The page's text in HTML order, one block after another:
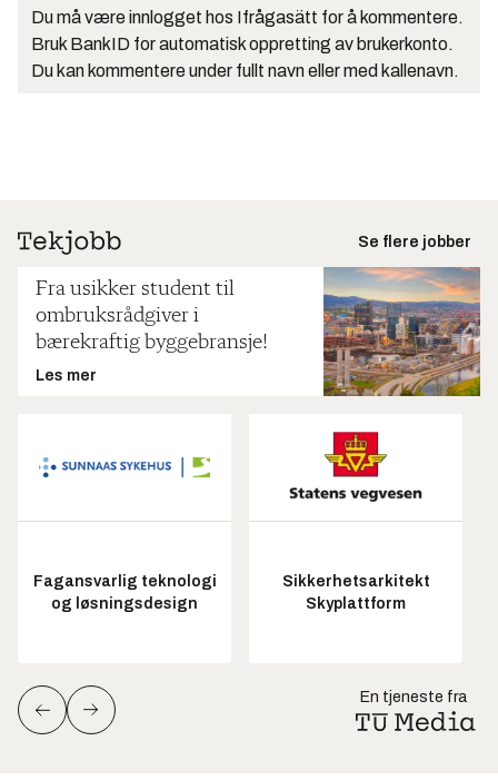
Du må være innlogget hos Ifrågasätt for å kommentere.
Bruk BankID for automatisk oppretting av brukerkonto.
Du kan kommentere under fullt navn eller med kallenavn.
Se flere jobber
Fra usikker student til
ombruksrådgiver i
bærekraftig byggebransje!
Les mer
Fagansvarlig teknologi
og løsningsdesign
Sikkerhetsarkitekt
Skyplattform
En tjeneste fra